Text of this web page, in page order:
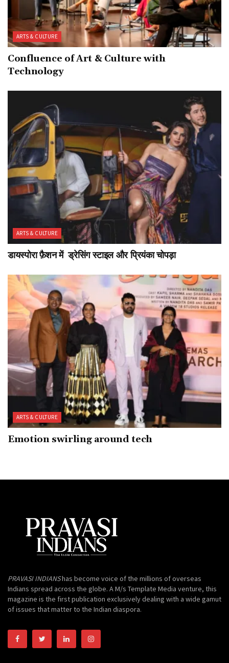
ARTS & CULTURE
Confluence of Art & Culture with
Technology
ARTS & CULTURE
डायस्पोरा फ़ैशन में ड्रेसिंग स्टाइल और प्रियंका चोपड़ा
ARTS & CULTURE
Emotion swirling around tech
PRAVASI INDIANShas become voice of the millions of overseas
Indians spread across the globe. A M/s Template Media venture, this
magazine is the first publication exclusively dealing with a wide gamut
of issues that matter to the Indian diaspora.